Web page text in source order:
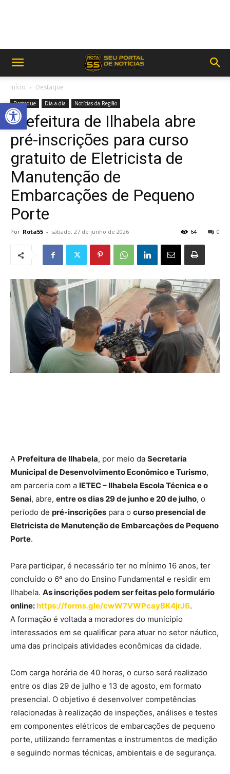
Abrir a barra de ferramentas
Início Destaque
Destaque Dia-a-dia Notícias da Região
Prefeitura de Ilhabela abre
pré-inscrições para curso
gratuito de Eletricista de
Manutenção de
Embarcações de Pequeno
Porte
Por Rota55 - sábado, 27 de junho de 2026 0
64
A Prefeitura de Ilhabela, por meio da Secretaria
Municipal de Desenvolvimento Econômico e Turismo,
em parceria com a IETEC – Ilhabela Escola Técnica e o
Senai, abre, entre os dias 29 de junho e 20 de julho, o
período de pré-inscrições para o curso presencial de
Eletricista de Manutenção de Embarcações de Pequeno
Porte.
Para participar, é necessário ter no mínimo 16 anos, ter
concluído o 6º ano do Ensino Fundamental e residir em
Ilhabela. As inscrições podem ser feitas pelo formulário
online:https://forms.gle/cwW7VWPcayBK4jrJ6.
A formação é voltada a moradores do município
interessados em se qualificar para atuar no setor náutico,
uma das principais atividades econômicas da cidade.
Com carga horária de 40 horas, o curso será realizado
entre os dias 29 de julho e 13 de agosto, em formato
presencial. O objetivo é desenvolver competências
relacionadas à realização de inspeções, análises e testes
em componentes elétricos de embarcações de pequeno
porte, utilizando ferramentas e instrumentos de medição
e seguindo normas técnicas, ambientais e de segurança.